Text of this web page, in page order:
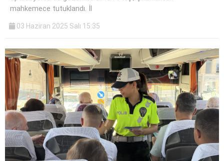
mahkemece tutuklandı. İl
03 Haziran 2025 Salı 15:35